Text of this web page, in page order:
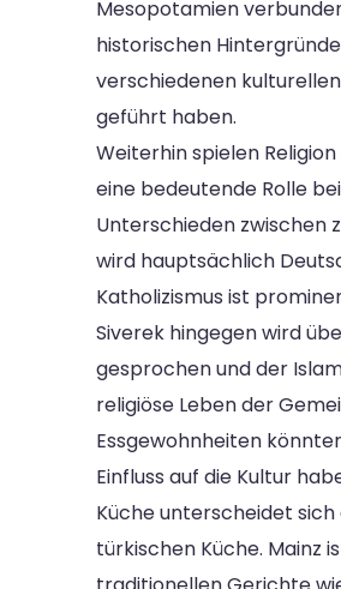
Mesopotamien
historischen
verschiedenen
geführt haben.
Weiterhin spielen
eine bedeutende Rolle
Unterschieden zwischen
wird hauptsächlich
Katholizismus ist
Siverek hingegen wird
gesprochen und der
religiöse Leben der
Essgewohnheiten
Einfluss auf die Kultur
Küche unterscheidet
türkischen Küche. Mainz